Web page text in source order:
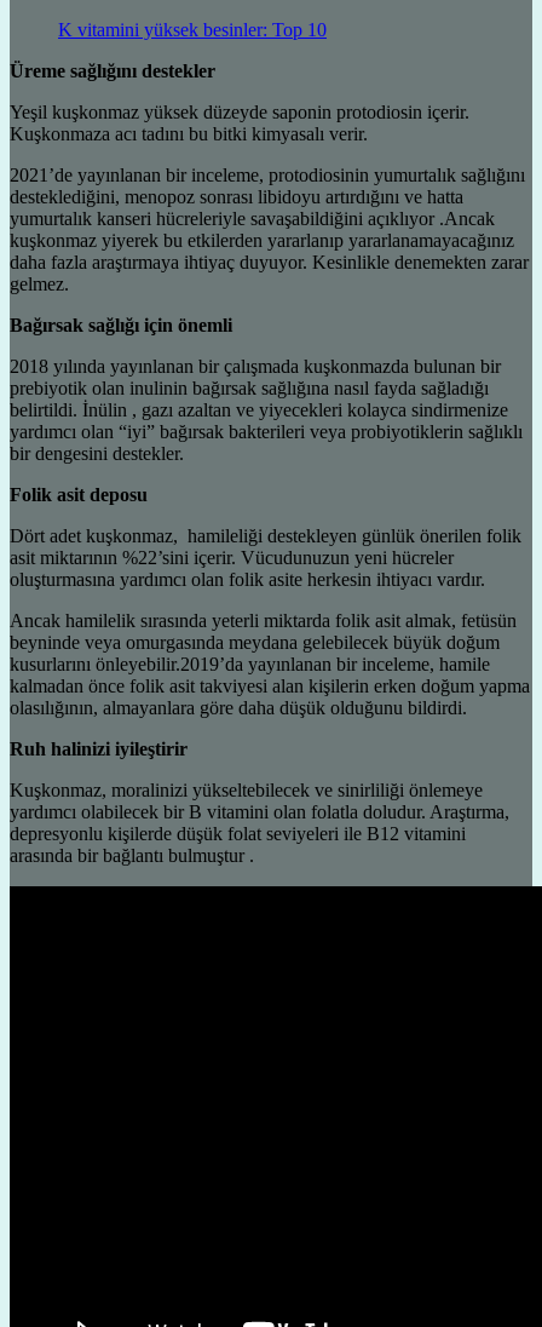
K vitamini yüksek besinler: Top 10
Üreme sağlığını destekler
Yeşil kuşkonmaz yüksek düzeyde saponin protodiosin içerir.
Kuşkonmaza acı tadını bu bitki kimyasalı verir.
2021’de yayınlanan bir inceleme, protodiosinin yumurtalık sağlığını
desteklediğini, menopoz sonrası libidoyu artırdığını ve hatta
yumurtalık kanseri hücreleriyle savaşabildiğini açıklıyor .Ancak
kuşkonmaz yiyerek bu etkilerden yararlanıp yararlanamayacağınız
daha fazla araştırmaya ihtiyaç duyuyor. Kesinlikle denemekten zarar
gelmez.
Bağırsak sağlığı için önemli
2018 yılında yayınlanan bir çalışmada kuşkonmazda bulunan bir
prebiyotik olan inulinin bağırsak sağlığına nasıl fayda sağladığı
belirtildi. İnülin , gazı azaltan ve yiyecekleri kolayca sindirmenize
yardımcı olan “iyi” bağırsak bakterileri veya probiyotiklerin sağlıklı
bir dengesini destekler.
Folik asit deposu
Dört adet kuşkonmaz, hamileliği destekleyen günlük önerilen folik
asit miktarının %22’sini içerir. Vücudunuzun yeni hücreler
oluşturmasına yardımcı olan folik asite herkesin ihtiyacı vardır.
Ancak hamilelik sırasında yeterli miktarda folik asit almak, fetüsün
beyninde veya omurgasında meydana gelebilecek büyük doğum
kusurlarını önleyebilir.2019’da yayınlanan bir inceleme, hamile
kalmadan önce folik asit takviyesi alan kişilerin erken doğum yapma
olasılığının, almayanlara göre daha düşük olduğunu bildirdi.
Ruh halinizi iyileştirir
Kuşkonmaz, moralinizi yükseltebilecek ve sinirliliği önlemeye
yardımcı olabilecek bir B vitamini olan folatla doludur. Araştırma,
depresyonlu kişilerde düşük folat seviyeleri ile B12 vitamini
arasında bir bağlantı bulmuştur .